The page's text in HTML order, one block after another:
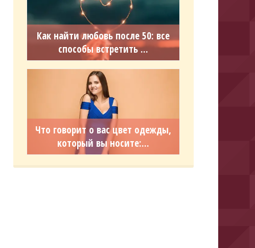
Как найти любовь после 50: все
способы встретить ...
Что говорит о вас цвет одежды,
который вы носите:...